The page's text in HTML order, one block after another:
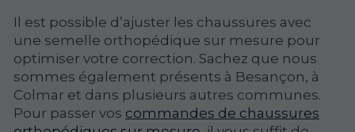
Il est possible d’ajuster les chaussures avec
une semelle orthopédique sur mesure pour
optimiser votre correction. Sachez que nous
sommes également présents à Besançon, à
Colmar et dans plusieurs autres communes.
Pour passer vos commandes de chaussures